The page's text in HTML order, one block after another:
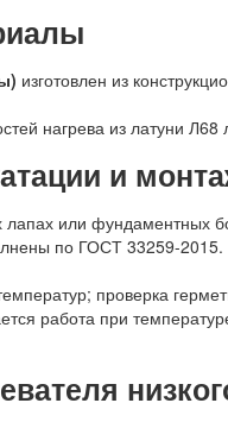
изготовлен из
нагрева из латуни Л68
и
или фундаментных
по ГОСТ 33259-2015.
проверка
работа при